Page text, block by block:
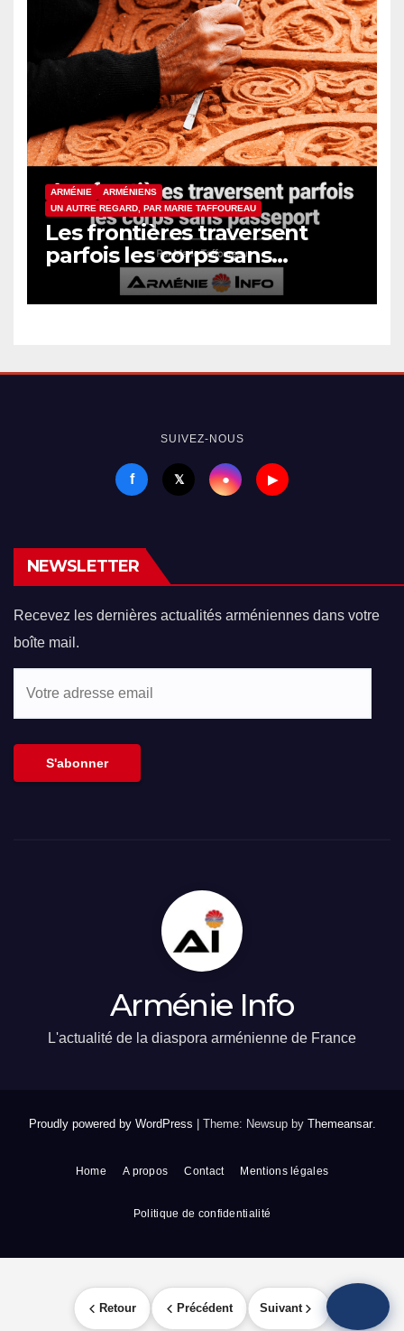
ARMÉNIE
ARMÉNIENS
UN AUTRE REGARD, PAR MARIE TAFFOUREAU
Les frontières traversent
parfois les corps sans
passeport
SUIVEZ-NOUS
f 𝕏 ● ▶
NEWSLETTER
Recevez les dernières actualités arméniennes dans votre
boîte mail.
S'abonner
Arménie Info
L'actualité de la diaspora arménienne de France
Proudly powered by WordPress Theme: Newsup by Themeansar.
Home A propos Contact Mentions légales
Politique de confidentialité
Retour Précédent Suivant